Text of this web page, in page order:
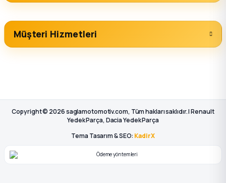
Müşteri Hizmetleri
Copyright © 2026 saglamotomotiv.com, Tüm hakları saklıdır. | Renault
Yedek Parça, Dacia Yedek Parça
Tema Tasarım & SEO: KadirX